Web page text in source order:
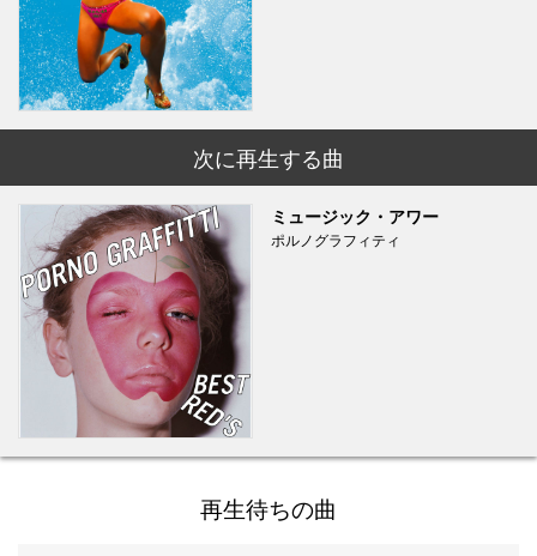
次に再生する曲
ミュージック・アワー
ポルノグラフィティ
再生待ちの曲